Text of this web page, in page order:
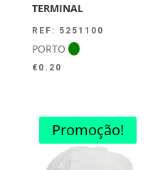
TERMINAL
REF: 5251100
PORTO
€ 0.20
Promoção!